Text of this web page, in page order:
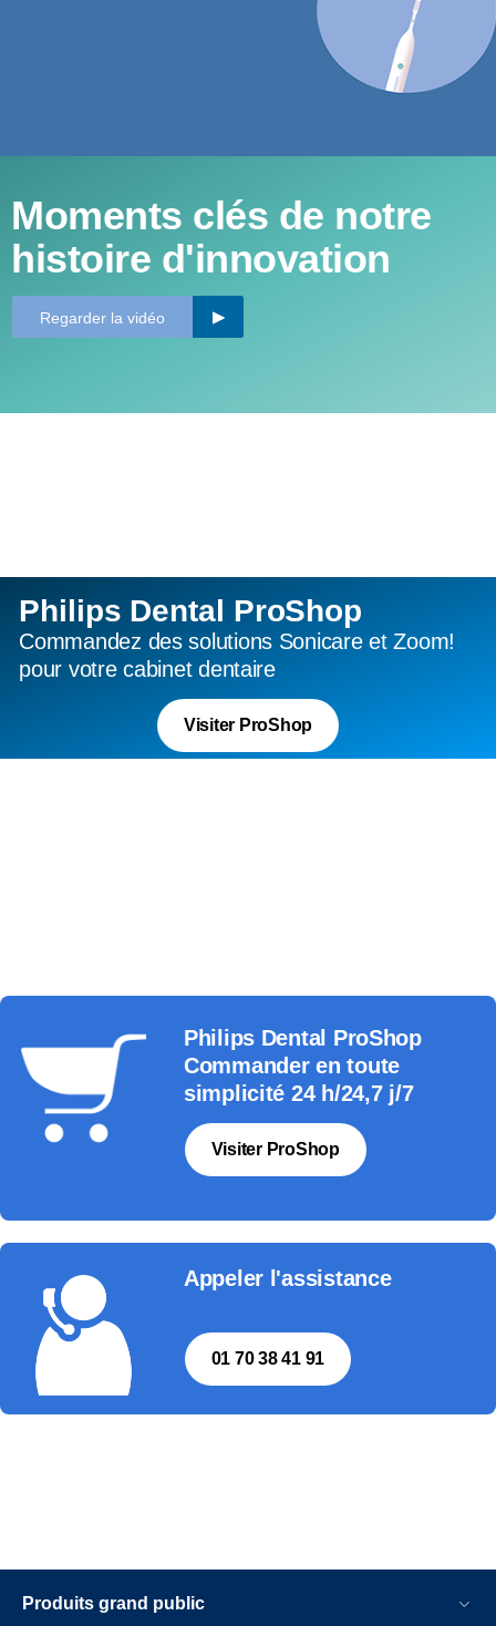
Moments clés de notre
histoire d'innovation
Regarder la vidéo
dernières actualités en
matière de santé bucco-
dentaire
Remplissez le formulaire pour vous inscrire à notre
Philips Dental ProShop
Commandez des solutions Sonicare et Zoom!
pour votre cabinet dentaire
Visiter ProShop
Vous souhaitez rester en
contact ?
Complétez le formulaire et nous vous
Philips Dental ProShop
Commander en toute
simplicité 24 h/24,7 j/7
Visiter ProShop
Appeler l'assistance
01 70 38 41 91
Produits grand public